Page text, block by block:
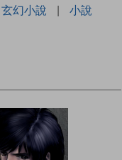
玄幻小說 | 小說